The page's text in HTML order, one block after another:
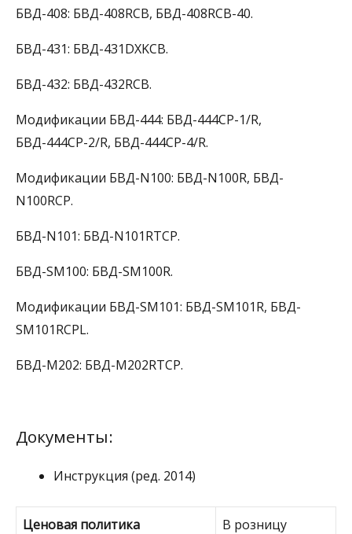
БВД-408: БВД-408RCB, БВД-408RCB-40.
БВД-431: БВД-431DXKCB.
БВД-432: БВД-432RCB.
Модификации БВД-444: БВД-444CP-1/R,
БВД-444CP-2/R, БВД-444CP-4/R.
Модификации БВД-N100: БВД-N100R, БВД-
N100RCP.
БВД-N101: БВД-N101RTCP.
БВД-SM100: БВД-SM100R.
Модификации БВД-SM101: БВД-SM101R, БВД-
SM101RCPL.
БВД-М202: БВД-М202RTCP.
Документы:
Инструкция (ред. 2014)
Ценовая политика В розницу